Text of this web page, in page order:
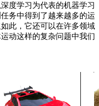
学习为代表的机器学习
务中得到了越来越多的运
此，它还可以在许多领域
动这样的复杂问题中我们